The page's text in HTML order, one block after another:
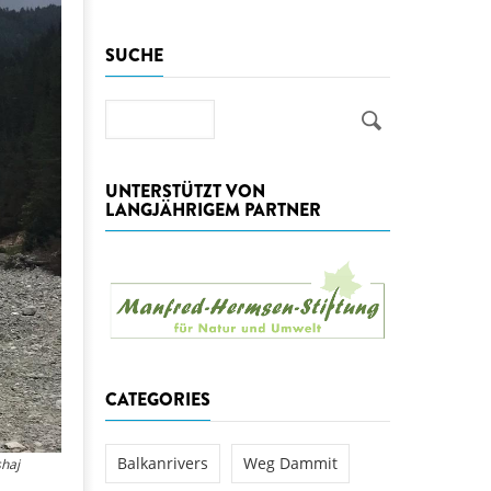
Ulog verursacht
für den Kamp: Aus für
im Kamptal
SUCHE
UNTERSTÜTZT VON
LANGJÄHRIGEM PARTNER
CATEGORIES
Balkanrivers Weg Dammit